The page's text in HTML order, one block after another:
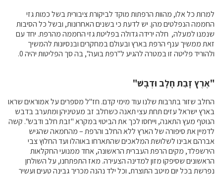
רכיבים תזונתיים
חלב לכל גיל
בריאות העצם
אתר מקצועי לאנשי המקצוע
מאמרים על חלב
וובינרים לאנשי מקצוע
מידעונים
מחקרים
למרות כל אלו, מהוות הרפתות מוקד לביקורת ציבורית בשל כמות גזי
החממה הנפלטים מהן. יש לדעת כי בשנים האחרונות, ובשל כל הסיבות
שנמנו למעלה, חלה ירידה גדולה בפליטת גזי החממה מהרפת. יחד עם
זאת ממשיך ענף הרפת בארץ ובעולם במחקרים ובנסיונות להמשיך
ולהוריד פליטה זו במטרה להגיע ל"רפת בועה", בה סך הפליטות יהיה 0.
"אֶרֶץ זָבַת חָלָב וּדְבָשׁ"
החלב שזור בתרבות שלנו עוד מימי קדם. חז"ל מספרים על אמוראים שראו
בארץ ישראל עזים תחת עצי תאנה כשחלב זב מעטיניהן ומתערב בדבש
הנוטף מעץ התאנה, וייחסו לכך את הביטוי במקרא "זבת חלב ודבש". קשה
לדמיין את סיפורה של הארץ ללא החלב והרפת – מהחמאה שהגיש
אברהם אבינו לשלושת המלאכים שהתארחו באוהלו ועד החלוץ צבי
הירשפלד, מקים הרפת העברית הראשונה, אחד ממנועי החקלאות
הראשונים שסיפקו מזון למדינה הצעירה. מאז התפתחנו, על השולחן
נפרשת בכל יום מיטב התוצרת, וכל ילד נהנה מכריך גבינה טעים ועשיר